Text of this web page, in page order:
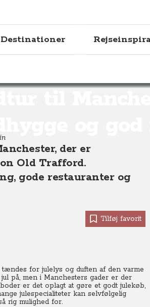
Destinationer
til
der er
Old Trafford.
gode restauranter og
Tilføj favorit
for julelys og duften af den varme
på, men i Manchesters gader er der
er det oplagt at gøre et godt julekøb,
julespecialiteter kan selvfølgelig
rig mulighed for.